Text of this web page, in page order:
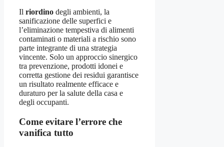
Il riordino degli ambienti, la
sanificazione delle superfici e
l’eliminazione tempestiva di alimenti
contaminati o materiali a rischio sono
parte integrante di una strategia
vincente. Solo un approccio sinergico
tra prevenzione, prodotti idonei e
corretta gestione dei residui garantisce
un risultato realmente efficace e
duraturo per la salute della casa e
degli occupanti.
Come evitare l’errore che
vanifica tutto